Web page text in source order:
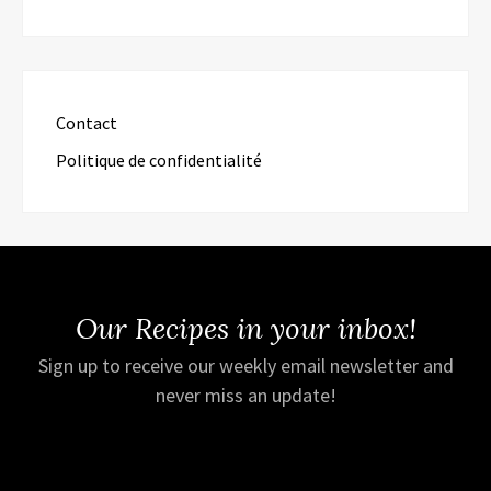
Contact
Politique de confidentialité
Our Recipes in your inbox!
Sign up to receive our weekly email newsletter and
never miss an update!